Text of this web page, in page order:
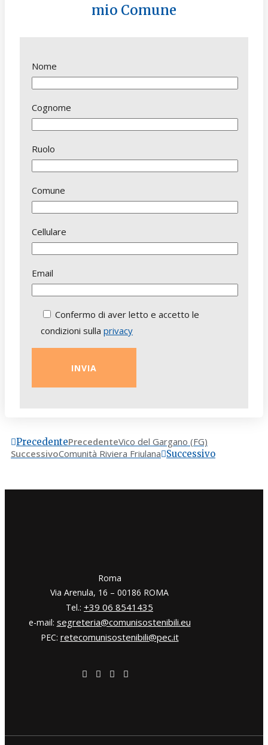
mio Comune
Nome
Cognome
Ruolo
Comune
Cellulare
Email
Confermo di aver letto e accetto le
condizioni sulla privacy
PrecedentePrecedenteVico del Gargano (FG)
SuccessivoComunità Riviera Friulana Successivo
​​Roma
Via Arenula, 16 – 00186 ROMA
Tel.: +39 06 8541435
e-mail: segreteria@comunisostenibili.eu
PEC: retecomunisostenibili@pec.it